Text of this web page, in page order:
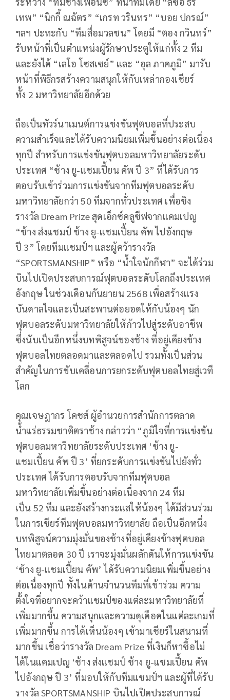
เทพ” “นิกกี้ ณฉัตร” “เกรท วรินทร” “บอย ปกรณ์”
ฯลฯ ปะทะกับ “ทีมสื่อมวลชน” โดยมี “ตอง กวินทร์”
รับหน้าที่เป็นตำแหน่งผู้รักษาประตูให้แก่ทั้ง 2 ทีม
และยังได้ “เลโอ โซสเซย์” และ “อุล ภาคภูมิ” มารับ
หน้าที่พิธีกรสร้างความสนุกให้กับเหล่ากองเชียร์
ทั้ง 2 มหาวิทยาลัยอีกด้วย
ถือเป็นทัวร์นาเมนต์การแข่งขันฟุตบอลที่ประสบ
ความสำเร็จและได้รับความนิยมเพิ่มขึ้นอย่างต่อเนื่อง
ทุกปี สำหรับการแข่งขันฟุตบอลมหาวิทยาลัยระดับ
ประเทศ “ช้าง ยู-แชมเปี้ยน คัพ ปี 3” ที่ได้รับการ
ตอบรับเข้าร่วมการแข่งขันจากทีมฟุตบอลระดับ
มหาวิทยาลัยกว่า50 ทีมจากทั่วประเทศ เพื่อชิง
รางวัล Dream Prizeสุดเอ็กซ์คลูซีฟจากแคมเปญ
“ช้าง ส่งแชมป์ ช้าง ยู-แชมเปี้ยน คัพ ไปอังกฤษ
ปี 3” โดยทีมแชมป์ฯ และผู้คว้ารางวัล
“SPORTSMANSHIP” หรือ “น้ำใจนักกีฬา” จะได้ร่วม
บินไปเปิดประสบการณ์ฟุตบอลระดับโลกถึงประเทศ
อังกฤษ ในช่วงเดือนกันยายน 2568 เพื่อสร้างแรง
บันดาลใจและเป็นสะพานต่อยอดให้กับน้องๆ นัก
ฟุตบอลระดับมหาวิทยาลัยให้ก้าวไปสู่ระดับอาชีพ
ซึ่งนับเป็นอีกหนึ่งบทพิสูจน์ของช้าง ที่อยู่เคียงข้าง
ฟุตบอลไทยตลอดมาและตลอดไป รวมทั้งเป็นส่วน
สำคัญในการขับเคลื่อนการยกระดับฟุตบอลไทยสู่เวที
โลก
คุณเจษฎากร โคชส์ ผู้อำนวยการสำนักการตลาด
น้ำแร่ธรรมชาติตราช้าง กล่าวว่า “ภูมิใจที่การแข่งขัน
ฟุตบอลมหาวิทยาลัยระดับประเทศ ‘ช้าง ยู-
แชมเปี้ยน คัพ ปี 3’ ที่ยกระดับการแข่งขันไปยังทั่ว
ประเทศ ได้รับการตอบรับจากทีมฟุตบอล
มหาวิทยาลัยเพิ่มขึ้นอย่างต่อเนื่องจาก 24 ทีม
เป็น 52 ทีม และยังสร้างกระแสให้น้องๆ ได้มีส่วนร่วม
ในการเชียร์ทีมฟุตบอลมหาวิทยาลัย ถือเป็นอีกหนึ่ง
บทพิสูจน์ความมุ่งมั่นของช้างที่อยู่เคียงข้างฟุตบอล
ไทยมาตลอด 30ปี เราจะมุ่งมั่นผลักดันให้การแข่งขัน
‘ช้าง ยู-แชมเปี้ยน คัพ’ ได้รับความนิยมเพิ่มขึ้นอย่าง
ต่อเนื่องทุกปี ทั้งในด้านจำนวนทีมที่เข้าร่วม ความ
ตั้งใจที่อยากจะคว้าแชมป์ของแต่ละมหาวิทยาลัยที่
เพิ่มมากขึ้น ความสนุกและความดุเดือดในแต่ละเกมที่
เพิ่มมากขึ้น การได้เห็นน้องๆ เข้ามาเชียร์ในสนามที่
มากขึ้น เชื่อว่ารางวัล Dream Prize ที่เงินก็หาซื้อไม่
ได้ในแคมเปญ ‘ช้าง ส่งแชมป์ ช้าง ยู-แชมเปี้ยน คัพ
ไปอังกฤษ ปี 3’ ที่มอบให้กับทีมแชมป์ฯ และผู้ที่ได้รับ
รางวัลSPORTSMANSHIP บินไปเปิดประสบการณ์